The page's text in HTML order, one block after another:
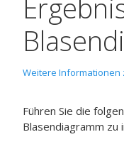
Weitere Informationen
Führen Sie die
Blasendiagramm